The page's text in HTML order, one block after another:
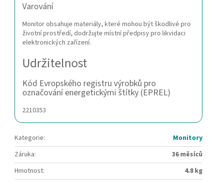
Varování
Monitor obsahuje materiály, které mohou být škodlivé pro
životní prostředí, dodržujte místní předpisy pro likvidaci
elektronických zařízení.
Udržitelnost
Kód Evropského registru výrobků pro
označování energetickými štítky (EPREL)
2210353
Kategorie:
Monitory
Záruka:
36 měsíců
Hmotnost:
4.8 kg